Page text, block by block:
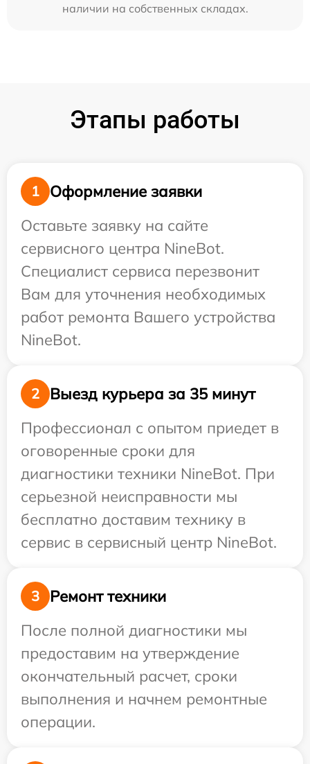
наличии на собственных складах.
Этапы работы
1
Оформление заявки
Оставьте заявку на сайте
сервисного центра NineBot.
Специалист сервиса перезвонит
Вам для уточнения необходимых
работ ремонта Вашего устройства
NineBot.
2
Выезд курьера за 35 минут
Профессионал с опытом приедет в
оговоренные сроки для
диагностики техники NineBot. При
серьезной неисправности мы
бесплатно доставим технику в
сервис в сервисный центр NineBot.
3
Ремонт техники
После полной диагностики мы
предоставим на утверждение
окончательный расчет, сроки
выполнения и начнем ремонтные
операции.